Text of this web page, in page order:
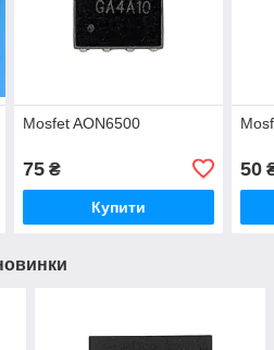
Mosfet AON6500
75₴
Купити
50